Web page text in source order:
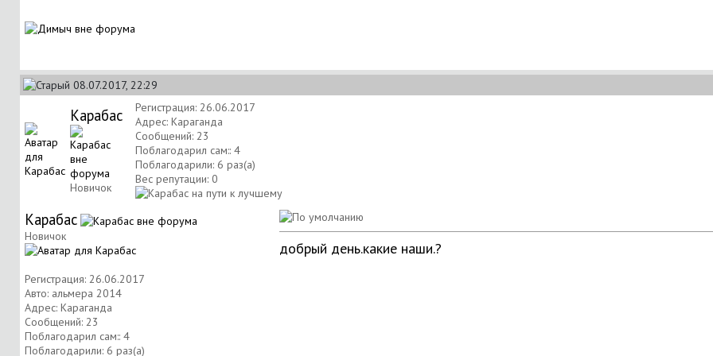
08.07.2017, 22:29
Карабас
Новичок
Регистрация: 26.06.2017
Адрес: Караганда
Сообщений: 23
Поблагодарил сам:: 4
Поблагодарили: 6 раз(а)
Вес репутации: 0
Карабас
Новичок
Регистрация: 26.06.2017
Авто: альмера 2014
Адрес: Караганда
Сообщений: 23
Поблагодарил сам:: 4
Поблагодарили: 6 раз(а)
добрый день.какие наши.?